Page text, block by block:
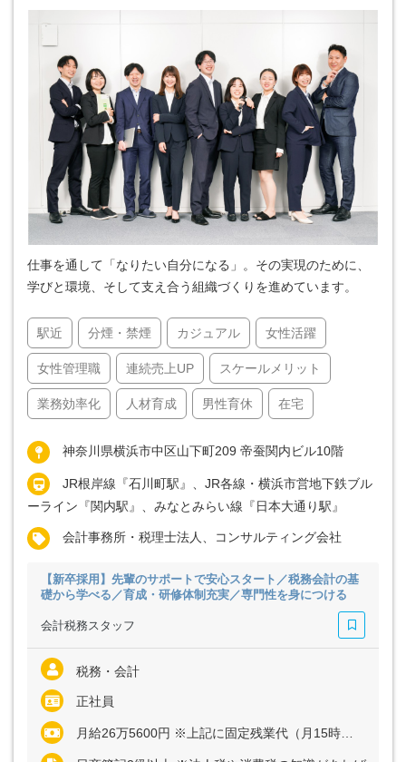
仕事を通して「なりたい自分になる」。その実現のために、
学びと環境、そして支え合う組織づくりを進めています。
駅近 分煙・禁煙 カジュアル 女性活躍
女性管理職 連続売上UP スケールメリット
業務効率化 人材育成 男性育休 在宅
神奈川県横浜市中区山下町209 帝蚕関内ビル10階
JR根岸線『石川町駅』、JR各線・横浜市営地下鉄ブル
ーライン『関内駅』、みなとみらい線『日本大通り駅』
会計事務所・税理士法人、コンサルティング会社
【新卒採用】先輩のサポートで安心スタート／税務会計の基
礎から学べる／育成・研修体制充実／専門性を身につける
会計税務スタッフ
税務・会計
正社員
月給26万5600円 ※上記に固定残業代（月15時間分＝2万7600円）を含む ※超過分は別途全額支給